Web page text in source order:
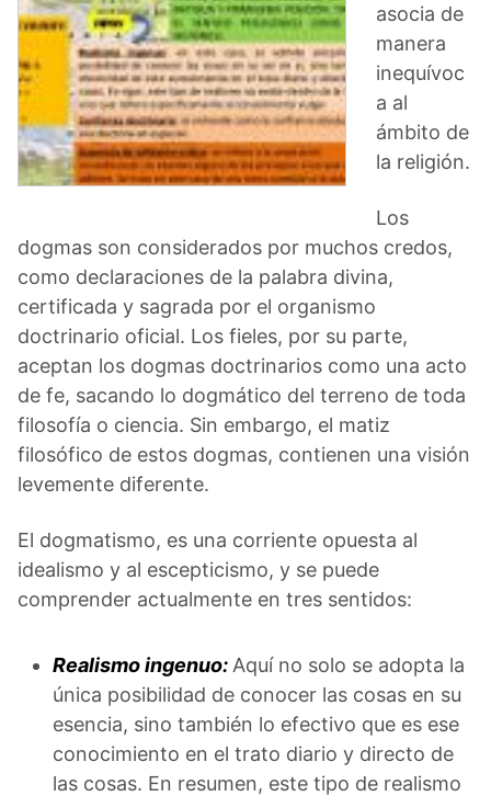
asocia de
manera
inequívoc
a al
ámbito de
la religión.
Los
dogmas son considerados por muchos credos,
como declaraciones de la palabra divina,
certificada y sagrada por el organismo
doctrinario oficial. Los fieles, por su parte,
aceptan los dogmas doctrinarios como una acto
de fe, sacando lo dogmático del terreno de toda
filosofía o ciencia. Sin embargo, el matiz
filosófico de estos dogmas, contienen una visión
levemente diferente.
El dogmatismo, es una corriente opuesta al
idealismo y al escepticismo, y se puede
comprender actualmente en tres sentidos:
Realismo ingenuo: Aquí no solo se adopta la
única posibilidad de conocer las cosas en su
esencia, sino también lo efectivo que es ese
conocimiento en el trato diario y directo de
las cosas. En resumen, este tipo de realismo